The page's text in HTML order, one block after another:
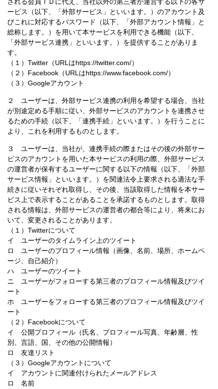
ービス（以下、「外部サービス」といいます。）のアカウント及
びこれに対応するパスワード（以下、「外部アカウント情報」と
総称します。）を用いて本サービスを利用できる機能（以下、
「外部サービス連携」といいます。）を提供することがありま
す。
（１）Twitter（URLはhttps://twitter.com/）
（２）Facebook（URLはhttps://www.facebook.com/）
（３）Googleアカウント
２ ユーザーは、外部サービス連携の利用を希望する場合、当社
が別途定める手順に従い、外部サービスのアカウントを連携させ
るための手続（以下、「連携手続」といいます。）を行うことに
より、これを利用するものとします。
３ ユーザーは、当社が、連携手続の際またはその後の外部サー
ビスのアカウントを用いた本サービスの利用の際、外部サービス
の運営者が保有するユーザーに関する以下の情報（以下、「外部
サービス情報」といいます。）を関連法令上要求される適法な手
続きに従いそれぞれ取得し、その後、当該取得した情報を本サー
ビス上で表示することがあることを承諾するものとします。取得
される情報は、外部サービスの運営者の都合等により、将来にお
いて、変更されることがあります。
（１）Twitterについて
イ ユーザーのタイムライン上のツイート
ロ ユーザーのプロフィール情報（画像、名前、場所、ホームペ
ージ、自己紹介）
ハ ユーザーのツイート
ニ ユーザーがフォローする第三者のプロフィール情報及びツイ
ート
ホ ユーザーをフォローする第三者のプロフィール情報及びツイ
ート
（２）Facebookについて
イ 公開プロフィール（氏名、プロフィール写真、年齢層、性
別、言語、国、その他の公開情報）
ロ 友達リスト
（３）Googleアカウントについて
イ アカウントに関連付けられたメールアドレス
ロ 名前